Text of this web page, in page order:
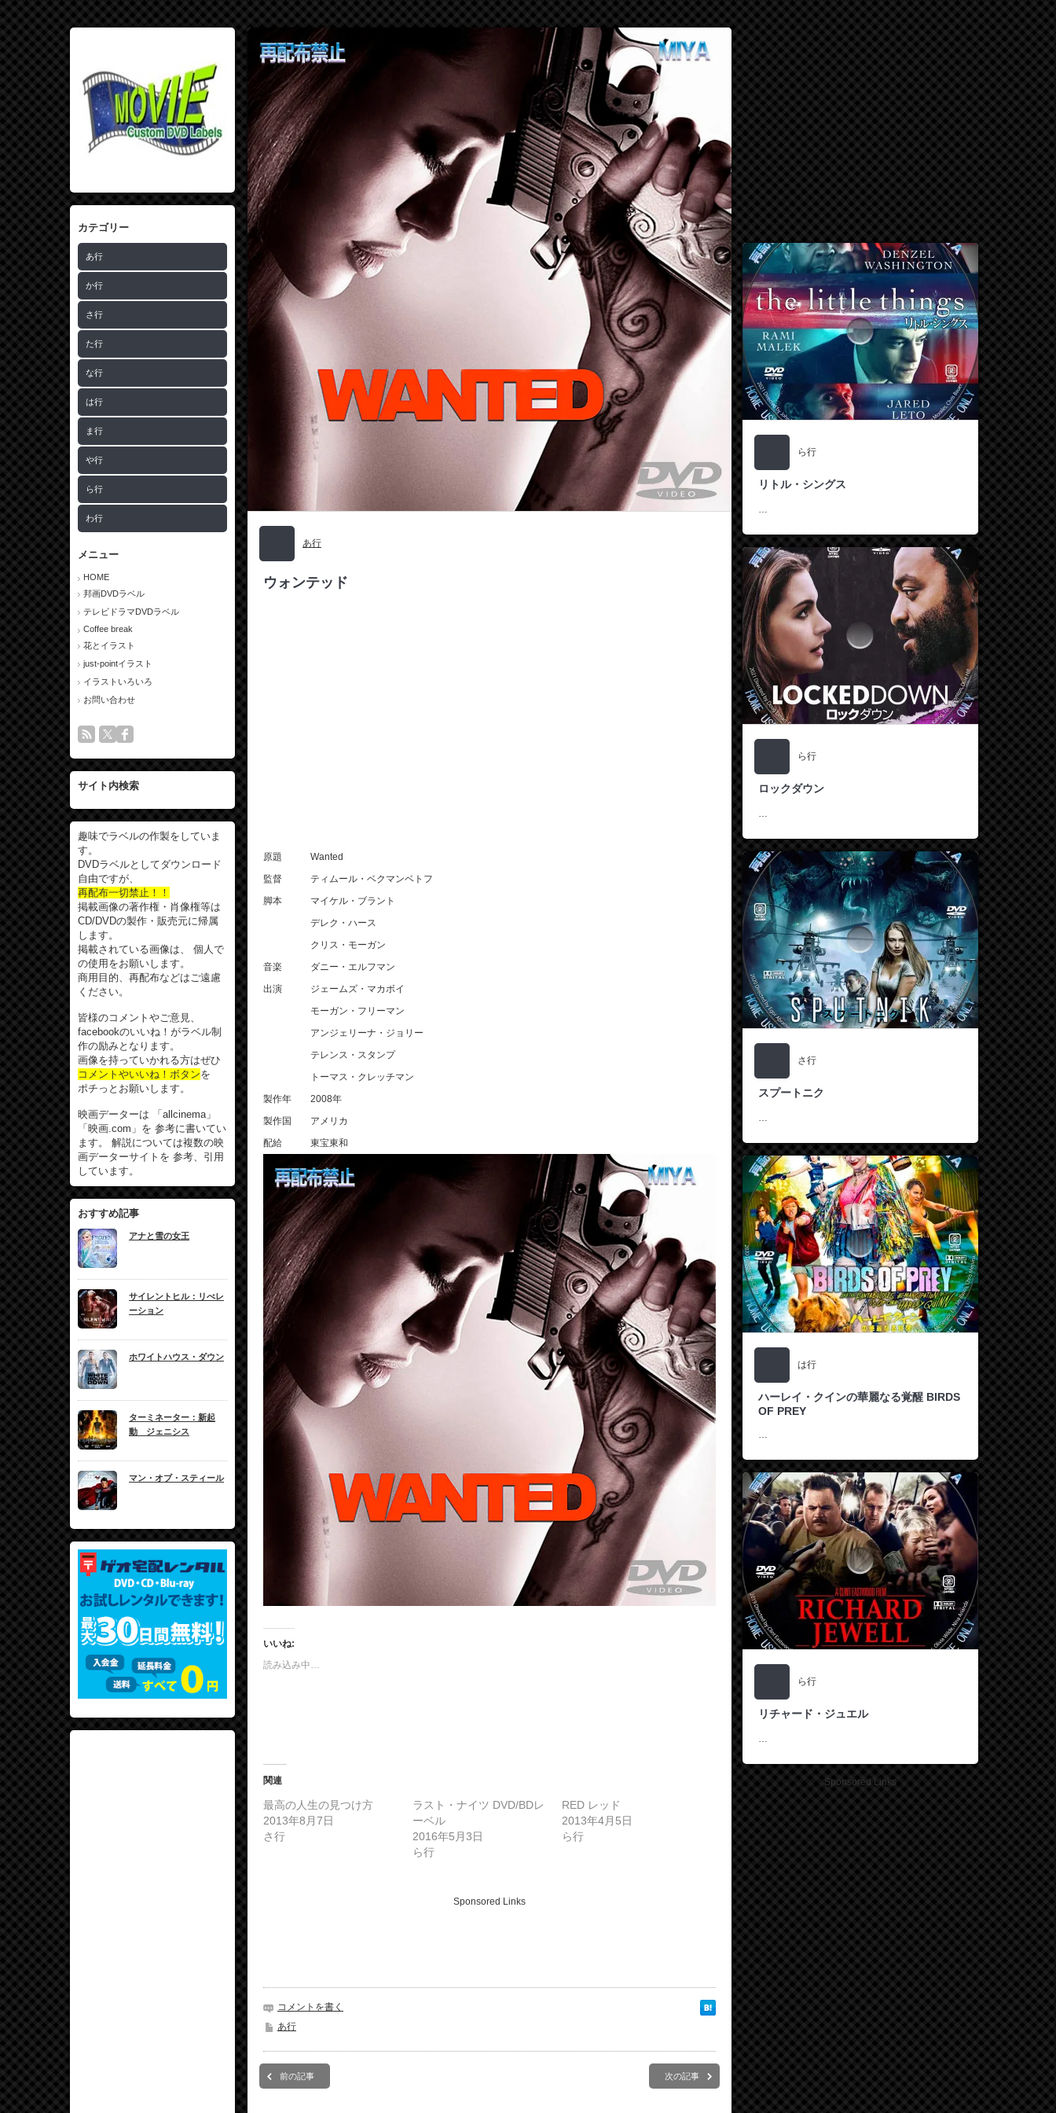
カテゴリー
あ行
か行
さ行
た行
な行
は行
ま行
や行
ら行
わ行
メニュー
HOME
邦画DVDラベル
テレビドラマDVDラベル
Coffee break
花とイラスト
just-pointイラスト
イラストいろいろ
お問い合わせ
サイト内検索
趣味でラベルの作製をしていま
す。
DVDラベルとしてダウンロード
自由ですが、
再配布一切禁止！！
掲載画像の著作権・肖像権等は
CD/DVDの製作・販売元に帰属
します。
掲載されている画像は、 個人で
の使用をお願いします。
商用目的、再配布などはご遠慮
ください。
皆様のコメントやご意見、
facebookのいいね！がラベル制
作の励みとなります。
画像を持っていかれる方はぜひ
コメントやいいね！ボタンを
ポチっとお願いします。
映画データーは 「allcinema」
「映画.com」を 参考に書いてい
ます。 解説については複数の映
画データーサイトを 参考、引用
しています。
おすすめ記事
アナと雪の女王
サイレントヒル：リべレ
ーション
ホワイトハウス・ダウン
ターミネーター：新起
動 ジェニシス
マン・オブ・スティール
あ行
ウォンテッド
原題 Wanted
監督 ティムール・ベクマンベトフ
脚本 マイケル・ブラント
デレク・ハース
クリス・モーガン
音楽 ダニー・エルフマン
出演 ジェームズ・マカボイ
モーガン・フリーマン
アンジェリーナ・ジョリー
テレンス・スタンプ
トーマス・クレッチマン
製作年 2008年
製作国 アメリカ
配給 東宝東和
いいね:
読み込み中…
関連
最高の人生の見つけ方
2013年8月7日
さ行
ラスト・ナイツ DVD/BDレ
ーベル
2016年5月3日
ら行
RED レッド
2013年4月5日
ら行
Sponsored Links
コメントを書く
あ行
前の記事 次の記事
ら行
リトル・シングス
…
ら行
ロックダウン
…
さ行
スプートニク
…
は行
ハーレイ・クインの華麗なる覚醒 BIRDS
OF PREY
…
ら行
リチャード・ジュエル
…
Sponsored Links